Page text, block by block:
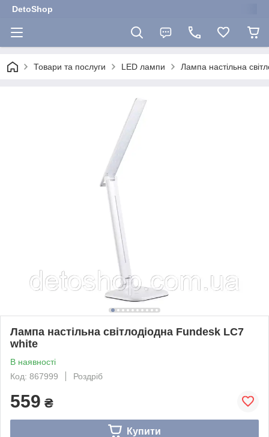
DetoShop
Товари та послуги LED лампи Лампа настільна
Лампа настільна світлодіодна Fundesk LC7
white
В наявності
Код: 867999
Роздріб
559 ₴
Купити